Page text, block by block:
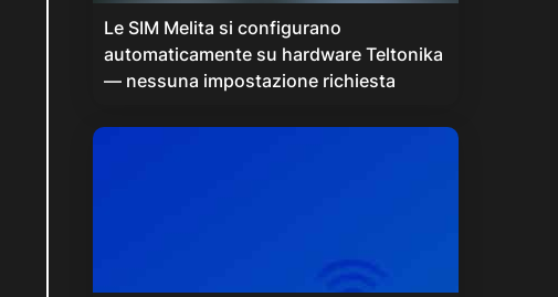
Le SIM Melita si configurano
automaticamente su hardware Teltonika
— nessuna impostazione richiesta